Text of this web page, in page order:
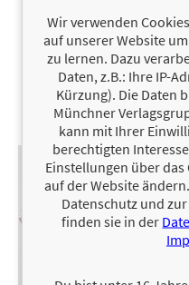
Wir verwenden
auf unserer Website
zu lernen. Dazu
Daten, z.B.: Ihre IP-
Kürzung). Die Daten
Münchner
kann mit Ihrer
berechtigten
Einstellungen über
auf der Website
Datenschutz und
finden sie in der